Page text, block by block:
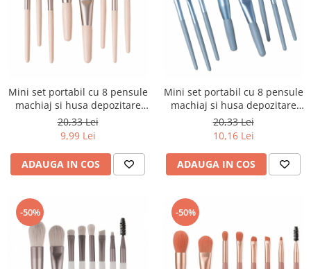
Mini set portabil cu 8 pensule
machiaj si husa depozitare
MP-801bej
20,33 Lei
9,99 Lei
ADAUGA IN COS
Mini set portabil cu 8 pensule
machiaj si husa depozitare
MP-801albastru
20,33 Lei
10,16 Lei
ADAUGA IN COS
-50% -50%